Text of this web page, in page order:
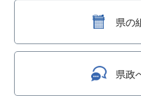
県の
県政